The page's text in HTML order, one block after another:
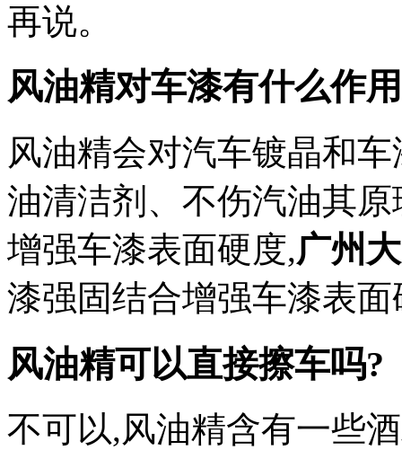
再说。
风油精对车漆有什么作
风油精会对汽车镀晶和
油清洁剂、不伤汽油其
增强车漆表面硬度,广州
漆强固结合增强车漆表
风油精可以直接擦车吗?
不可以,风油精含有一些